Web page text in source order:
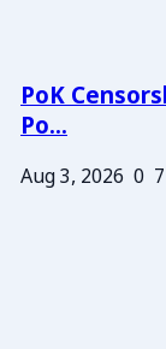
PoK
Po...
Aug 3, 2026 0 7